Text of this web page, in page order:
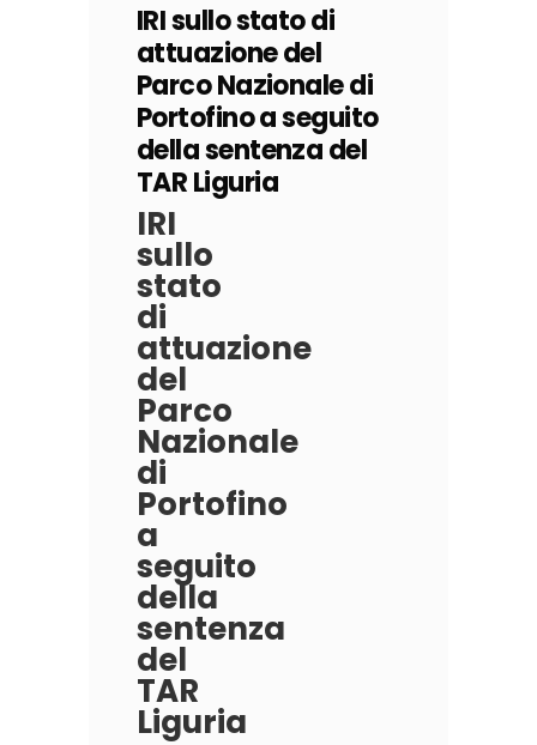
IRI sullo stato di
attuazione del
Parco Nazionale di
Portofino a seguito
della sentenza del
TAR Liguria
IRI
sullo
stato
di
attuazione
del
Parco
Nazionale
di
Portofino
a
seguito
della
sentenza
del
TAR
Liguria